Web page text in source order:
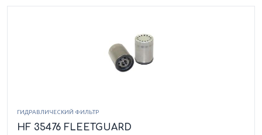
ГИДРАВЛИЧЕСКИЙ ФИЛЬТР
HF 35476 FLEETGUARD